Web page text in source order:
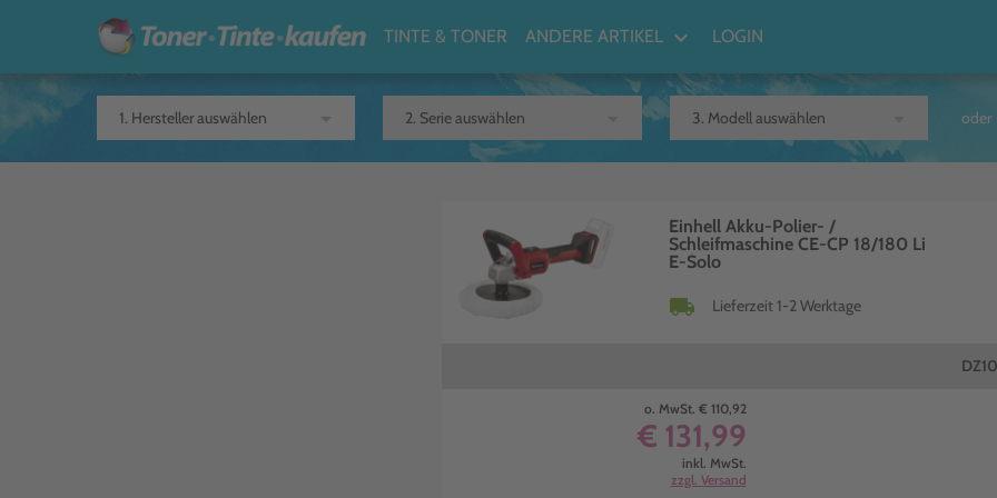
TINTE & TONER ANDERE ARTIKEL keyboard_arrow_down LOGIN
oder
Einhell Akku-Polier- /
Schleifmaschine CE-CP 18/180 Li
E-Solo
local_shipping Lieferzeit 1-2 Werktage
o. MwSt. € 110,92
€ 131,99
inkl. MwSt.
zzgl. Versand